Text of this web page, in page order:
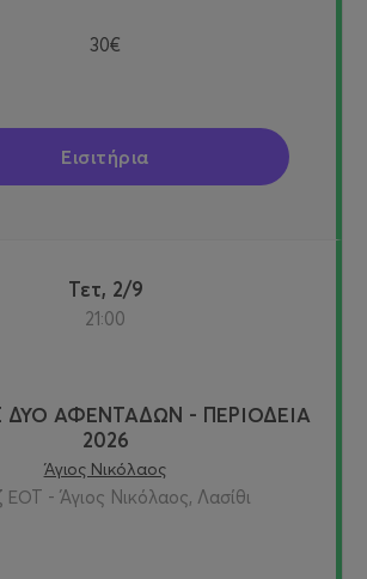
30€
Εισιτήρια
Τετ, 2/9
21:00
ΔΥΟ ΑΦΕΝΤΑΔΩΝ - ΠΕΡΙΟΔΕΙΑ
2026
Άγιος Νικόλαος
ΕΟΤ - Άγιος Νικόλαος, Λασίθι